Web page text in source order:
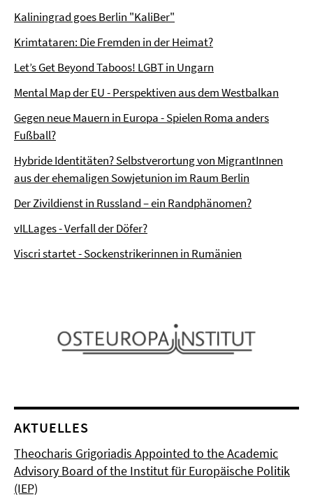
Kaliningrad goes Berlin "KaliBer"
Krimtataren: Die Fremden in der Heimat?
Let’s Get Beyond Taboos! LGBT in Ungarn
Mental Map der EU - Perspektiven aus dem Westbalkan
Gegen neue Mauern in Europa - Spielen Roma anders
Fußball?
Hybride Identitäten? Selbstverortung von MigrantInnen
aus der ehemaligen Sowjetunion im Raum Berlin
Der Zivildienst in Russland – ein Randphänomen?
vILLages - Verfall der Döfer?
Viscri startet - Sockenstrikerinnen in Rumänien
AKTUELLES
Theocharis Grigoriadis Appointed to the Academic
Advisory Board of the Institut für Europäische Politik
(IEP)